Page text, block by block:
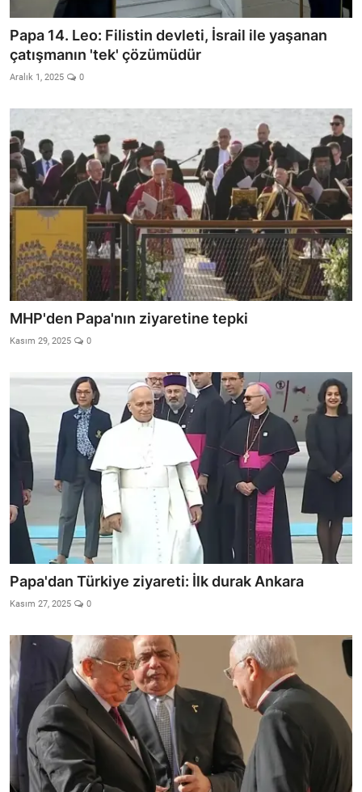
Papa 14. Leo: Filistin devleti, İsrail ile yaşanan
çatışmanın 'tek' çözümüdür
Aralık 1, 2025 0
MHP'den Papa'nın ziyaretine tepki
Kasım 29, 2025 0
Papa'dan Türkiye ziyareti: İlk durak Ankara
Kasım 27, 2025 0